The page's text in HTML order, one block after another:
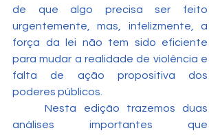
de que algo precisa ser feito
urgentemente, mas, infelizmente, a
força da lei não tem sido eficiente
para mudar a realidade de violência e
falta de ação propositiva dos
poderes públicos.
	Nesta edição trazemos duas
análises importantes que